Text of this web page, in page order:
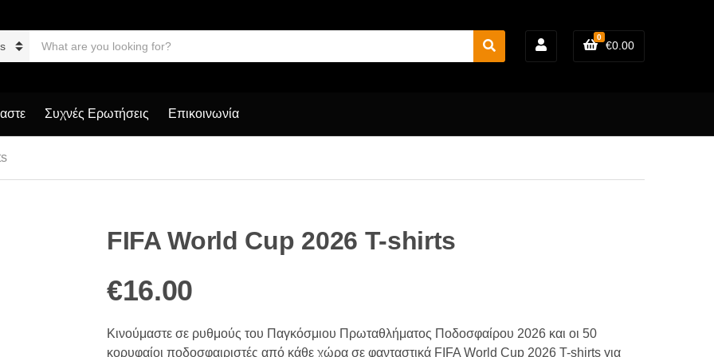
a
r
u
S
0
€0.00
Συχνές Ερωτήσεις Επικοινωνία
FIFA World Cup 2026 T-shirts
€16.00
Κινούμαστε σε ρυθμούς τoυ Παγκόσμιου Πρωταθλήματος Ποδοσφαίρου 2026 και οι 50
κορυφαίοι ποδοσφαιριστές από κάθε χώρα σε φανταστικά FIFA World Cup 2026 T-shirts για